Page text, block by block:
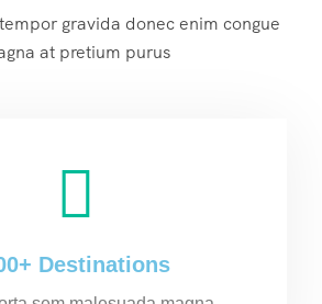
gravida donec enim congue
at pretium purus
Destinations